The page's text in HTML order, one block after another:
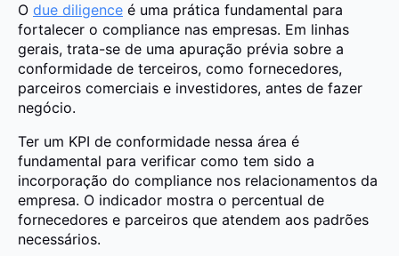
O due diligence é uma prática fundamental para
fortalecer o compliance nas empresas. Em linhas
gerais, trata-se de uma apuração prévia sobre a
conformidade de terceiros, como fornecedores,
parceiros comerciais e investidores, antes de fazer
negócio.
Ter um KPI de conformidade nessa área é
fundamental para verificar como tem sido a
incorporação do compliance nos relacionamentos da
empresa. O indicador mostra o percentual de
fornecedores e parceiros que atendem aos padrões
necessários.